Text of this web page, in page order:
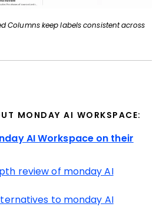
Columns keep labels consistent across
MONDAY AI WORKSPACE:
AI Workspace on their
review of monday AI
to monday AI